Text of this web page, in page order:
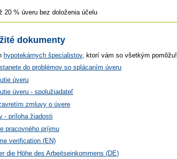
20 % úveru bez doloženia účelu
dokumenty
hypotekárnych špecialistov, ktorí vám so všetkým pomôžu!
do problémov so splácaním úveru
úveru
úveru - spolužiadateľ
zmluvy o úvere
- príloha žiadosti
pracovného príjmu
verification (EN)
die Höhe des Arbeitseinkommens (DE)